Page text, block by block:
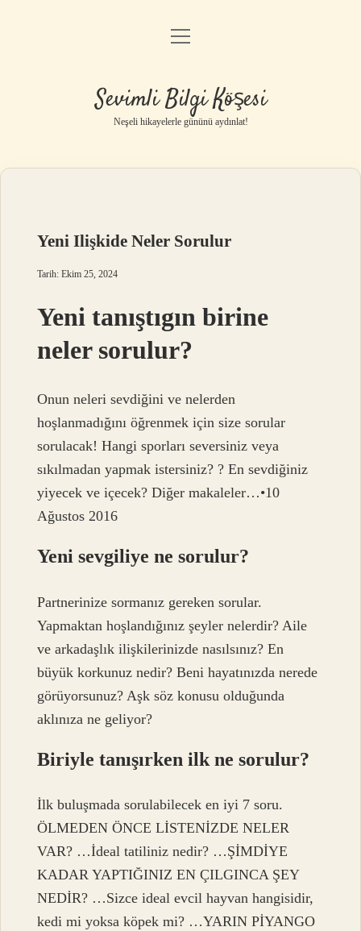
Anasayfa
Yasal Uyarı
menüyü
Sevimli Bilgi Köşesi
Neşeli hikayelerle gününü aydınlat!
Yeni Ilişkide Neler Sorulur
Tarih: Ekim 25, 2024
Yeni tanıştıgın birine
neler sorulur?
Onun neleri sevdiğini ve nelerden
hoşlanmadığını öğrenmek için size sorular
sorulacak! Hangi sporları seversiniz veya
sıkılmadan yapmak istersiniz? ? En sevdiğiniz
yiyecek ve içecek? Diğer makaleler…•10
Ağustos 2016
Yeni sevgiliye ne sorulur?
Partnerinize sormanız gereken sorular.
Yapmaktan hoşlandığınız şeyler nelerdir? Aile
ve arkadaşlık ilişkilerinizde nasılsınız? En
büyük korkunuz nedir? Beni hayatınızda nerede
görüyorsunuz? Aşk söz konusu olduğunda
aklınıza ne geliyor?
Biriyle tanışırken ilk ne sorulur?
İlk buluşmada sorulabilecek en iyi 7 soru.
ÖLMEDEN ÖNCE LİSTENİZDE NELER
VAR? …İdeal tatiliniz nedir? …ŞİMDİYE
KADAR YAPTIĞINIZ EN ÇILGINCA ŞEY
NEDİR? …Sizce ideal evcil hayvan hangisidir,
kedi mi yoksa köpek mi? …YARIN PİYANGO